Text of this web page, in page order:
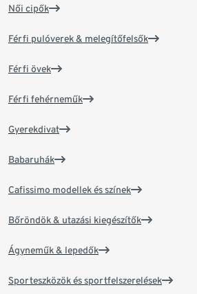
Női cipők
Férfi pulóverek & melegítőfelsők
Férfi övek
Férfi fehérneműk
Gyerekdivat
Babaruhák
Cafissimo modellek és színek
Bőröndök & utazási kiegészítők
Ágyneműk & lepedők
Sporteszközök és sportfelszerelések